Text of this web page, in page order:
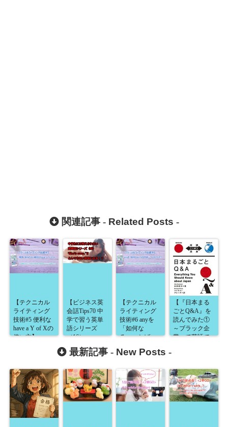
関連記事 - Related Posts -
【テクニカル
ライティング
技術#5 便利な
have a Y of Xの
使い方】
【ビジネス英
会話Tips70 中
学で習う英単
語シリーズ
（16）
easy-‘She is
easy.’は要注
【テクニカル
ライティング
技術#6 anyを
「如何な
る…」とばっ
ませんか？】
【『日本まる
ごとQ&A』を
読んでみた①
～ブラック企
業って英語で
最新記事 - New Posts -